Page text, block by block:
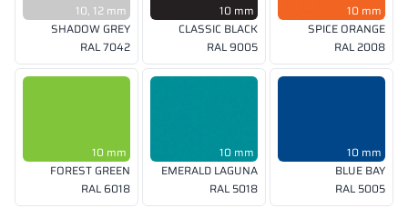
10, 12 mm
SHADOW GREY
RAL 7042
10 mm
CLASSIC BLACK
RAL 9005
10 mm
SPICE ORANGE
RAL 2008
10 mm
FOREST GREEN
RAL 6018
10 mm
EMERALD LAGUNA
RAL 5018
10 mm
BLUE BAY
RAL 5005